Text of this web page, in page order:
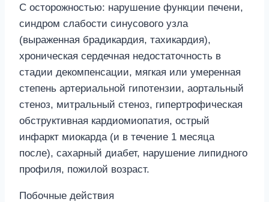
С осторожностью: нарушение функции печени,
синдром слабости синусового узла
(выраженная брадикардия, тахикардия),
хроническая сердечная недостаточность в
стадии декомпенсации, мягкая или умеренная
степень артериальной гипотензии, аортальный
стеноз, митральный стеноз, гипертрофическая
обструктивная кардиомиопатия, острый
инфаркт миокарда (и в течение 1 месяца
после), сахарный диабет, нарушение липидного
профиля, пожилой возраст.
Побочные действия